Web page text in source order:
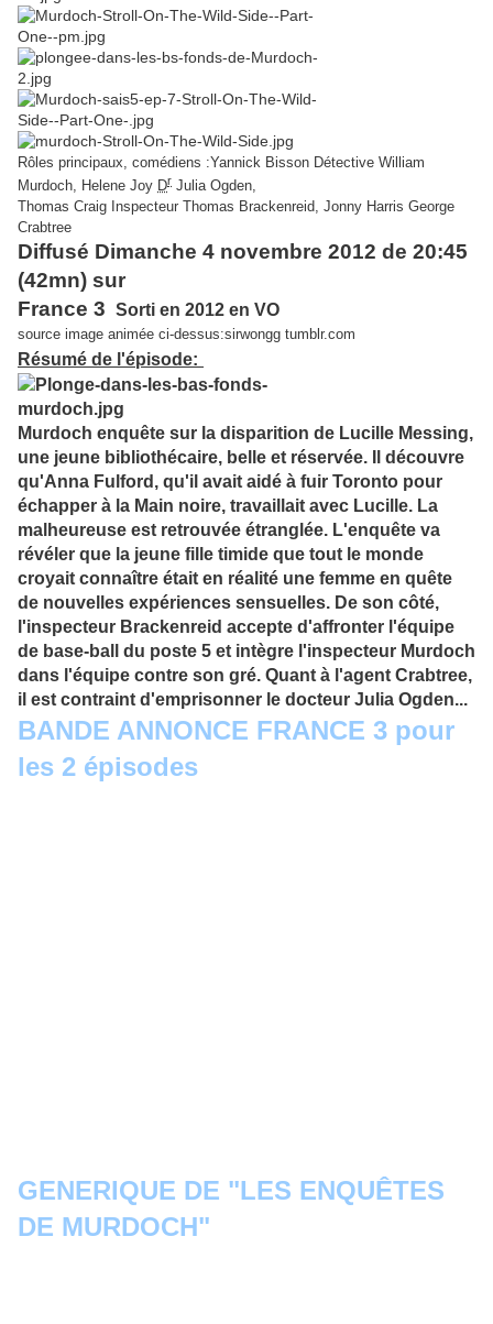
Rôles principaux, comédiens :Yannick Bisson Détective William
Murdoch, Helene Joy Dr Julia Ogden,
Thomas Craig Inspecteur Thomas Brackenreid, Jonny Harris George
Crabtree
Diffusé Dimanche 4 novembre 2012 de 20:45
(42mn) sur
France 3 Sorti en 2012 en VO
source image animée ci-dessus:sirwongg tumblr.com
Résumé de l'épisode:
Murdoch enquête sur la disparition de Lucille Messing,
une jeune bibliothécaire, belle et réservée. Il découvre
qu'Anna Fulford, qu'il avait aidé à fuir Toronto pour
échapper à la Main noire, travaillait avec Lucille. La
malheureuse est retrouvée étranglée. L'enquête va
révéler que la jeune fille timide que tout le monde
croyait connaître était en réalité une femme en quête
de nouvelles expériences sensuelles. De son côté,
l'inspecteur Brackenreid accepte d'affronter l'équipe
de base-ball du poste 5 et intègre l'inspecteur Murdoch
dans l'équipe contre son gré. Quant à l'agent Crabtree,
il est contraint d'emprisonner le docteur Julia Ogden...
BANDE ANNONCE FRANCE 3 pour
les 2 épisodes
GENERIQUE DE "LES ENQUÊTES
DE MURDOCH"